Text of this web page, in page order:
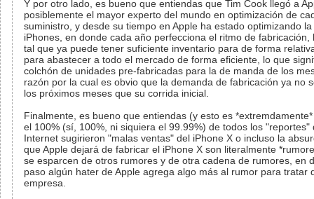
Y por otro lado, es bueno que entiendas que Tim Cook llegó a
posiblemente el mayor experto del mundo en optimización de
suministro, y desde su tiempo en Apple ha estado optimizando
iPhones, en donde cada año perfecciona el ritmo de fabricación,
tal que ya puede tener suficiente inventario para de forma
para abastecer a todo el mercado de forma eficiente, lo que
colchón de unidades pre-fabricadas para la de manda de los
razón por la cual es obvio que la demanda de fabricación ya no
los próximos meses que su corrida inicial.
Finalmente, es bueno que entiendas (y esto es
el 100% (sí, 100%, ni siquiera el 99.99%) de todos los "reportes"
Internet sugirieron "malas ventas" del iPhone X o incluso la
que Apple dejará de fabricar el iPhone X son literalmente
se esparcen de otros rumores y de otra cadena de rumores, en
paso algún hater de Apple agrega algo más al rumor para tratar
empresa.